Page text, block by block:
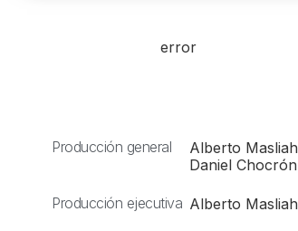
error
Producción general
Alberto Masliah
Daniel Chocrón
Producción ejecutiva Alberto Masliah